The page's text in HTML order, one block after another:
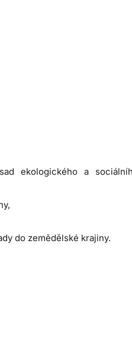
ekologického a
do zemědělské krajiny.